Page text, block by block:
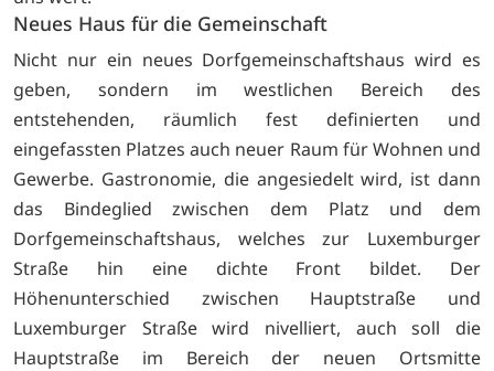
Neues Haus für die Gemeinschaft
Nicht nur ein neues Dorfgemeinschaftshaus wird es
geben, sondern im westlichen Bereich des
entstehenden, räumlich fest definierten und
eingefassten Platzes auch neuer Raum für Wohnen und
Gewerbe. Gastronomie, die angesiedelt wird, ist dann
das Bindeglied zwischen dem Platz und dem
Dorfgemeinschaftshaus, welches zur Luxemburger
Straße hin eine dichte Front bildet. Der
Höhenunterschied zwischen Hauptstraße und
Luxemburger Straße wird nivelliert, auch soll die
Hauptstraße im Bereich der neuen Ortsmitte